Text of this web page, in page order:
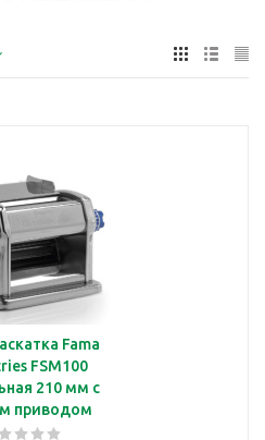
Fama
FSM100
210 мм с
приводом